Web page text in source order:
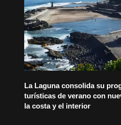
La Laguna consolida su
turísticas de verano con
la costa y el interior